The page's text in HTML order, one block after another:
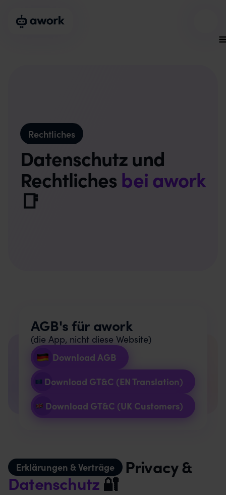
Rechtliches
Datenschutz und
Rechtliches bei awork
📑
AGB's für awork
(die App, nicht diese Website)
Download AGB
Download GT&C (EN Translation)
Download GT&C (UK Customers)
Erklärungen & Verträge Privacy &
Datenschutz🔐